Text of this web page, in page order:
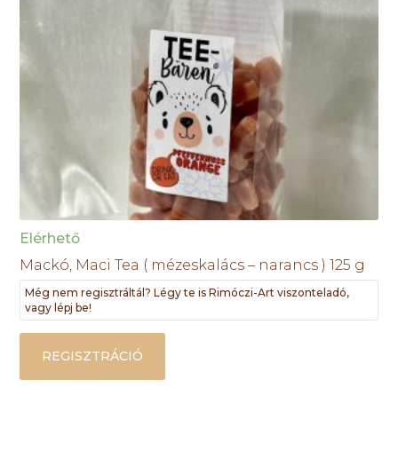
Elérhető
Mackó, Maci Tea ( mézeskalács – narancs ) 125 g
Még nem regisztráltál? Légy te is Rimóczi-Art viszonteladó,
vagy lépj be!
REGISZTRÁCIÓ